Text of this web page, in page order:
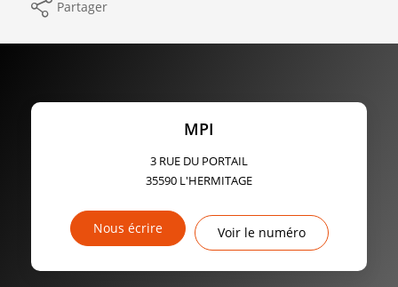
Partager
MPI
3 RUE DU PORTAIL
35590 L'HERMITAGE
Nous écrire Voir le numéro